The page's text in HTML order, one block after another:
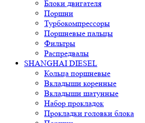
Блоки двигателя
Поршни
Турбокомпрессоры
Поршневые пальцы
Фильтры
Распредвалы
SHANGHAI DIESEL
Кольца поршневые
Вкладыши коренные
Вкладыши шатунные
Набор прокладок
Прокладки головки блока